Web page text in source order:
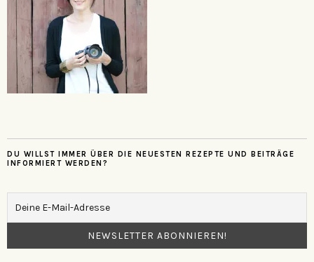
DU WILLST IMMER ÜBER DIE NEUESTEN REZEPTE UND BEITRÄGE
INFORMIERT WERDEN?